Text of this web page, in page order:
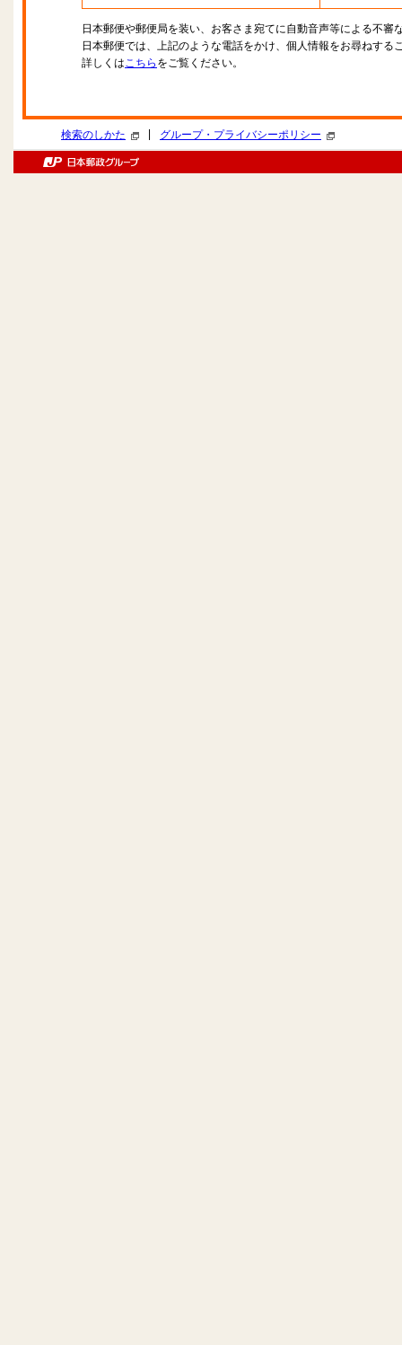
日本郵便や郵便局を装い、お客さま宛てに自動音声等による不審
日本郵便では、上記のような電話をかけ、個人情報をお尋ねする
詳しくはこちら をご覧ください。
検索のしかた グループ・プライバシーポリシー